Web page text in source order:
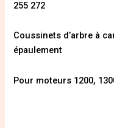
255 272
Coussinets d’arbre à
épaulement
Pour moteurs 1200,